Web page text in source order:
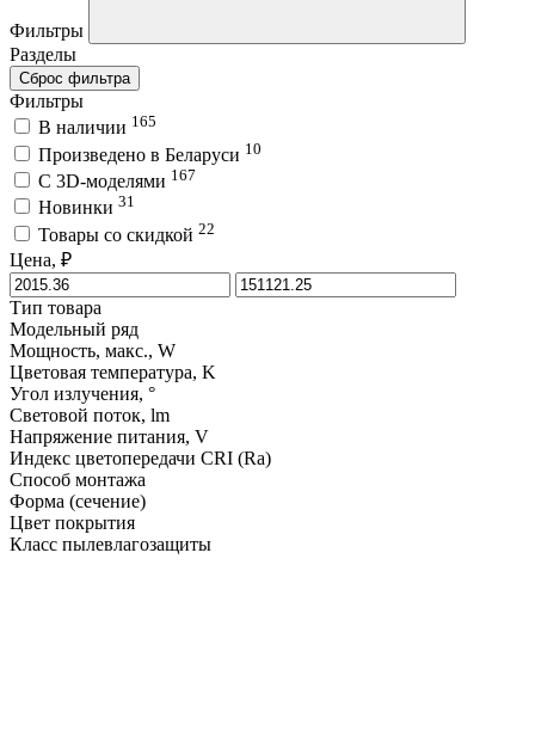
Фильтры
Разделы
Сброс фильтра
Фильтры
В наличии 165
Произведено в Беларуси 10
C 3D-моделями 167
Новинки 31
Товары со скидкой 22
Цена, ₽
Тип товара
Модельный ряд
Мощность, макс., W
Цветовая температура, K
Угол излучения, °
Световой поток, lm
Напряжение питания, V
Индекс цветопередачи CRI (Ra)
Способ монтажа
Форма (сечение)
Цвет покрытия
Класс пылевлагозащиты